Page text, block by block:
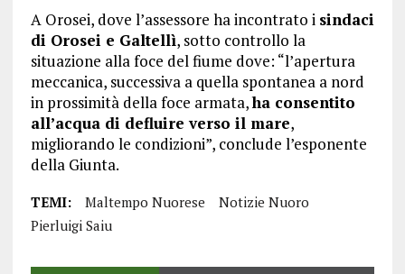
A Orosei, dove l’assessore ha incontrato i sindaci
di Orosei e Galtellì, sotto controllo la
situazione alla foce del fiume dove: “l’apertura
meccanica, successiva a quella spontanea a nord
in prossimità della foce armata,ha consentito
all’acqua di defluire verso il mare,
migliorando le condizioni”, conclude l’esponente
della Giunta.
TEMI: Maltempo Nuorese
Notizie Nuoro
Pierluigi Saiu